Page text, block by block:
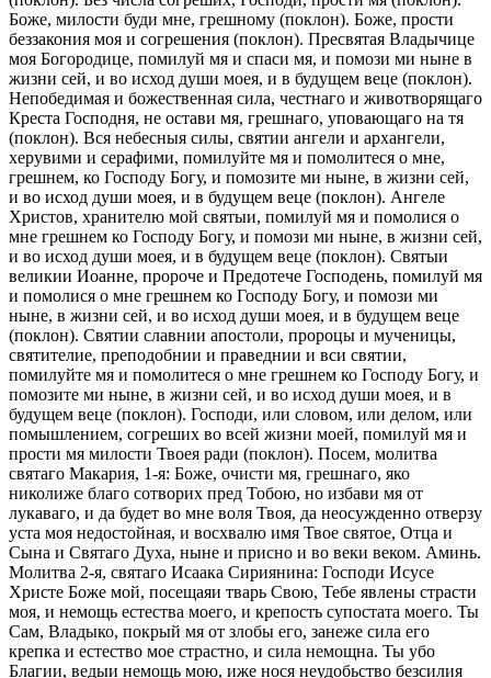
Боже, милости буди мне, грешному (поклон). Боже, прости
беззакония моя и согрешения (поклон). Пресвятая Владычице
моя Богородице, помилуй мя и спаси мя, и помози ми ныне в
жизни сей, и во исход души моея, и в будущем веце (поклон).
Непобедимая и божественная сила, честнаго и животворящаго
Креста Господня, не остави мя, грешнаго, уповающаго на тя
(поклон). Вся небесныя силы, святии ангели и архангели,
херувими и серафими, помилуйте мя и помолитеся о мне,
грешнем, ко Господу Богу, и помозите ми ныне, в жизни сей,
и во исход души моея, и в будущем веце (поклон). Ангеле
Христов, хранителю мой святыи, помилуй мя и помолися о
мне грешнем ко Господу Богу, и помози ми ныне, в жизни сей,
и во исход души моея, и в будущем веце (поклон). Святыи
великии Иоанне, пророче и Предотече Господень, помилуй мя
и помолися о мне грешнем ко Господу Богу, и помози ми
ныне, в жизни сей, и во исход души моея, и в будущем веце
(поклон). Святии славнии апостоли, пророцы и мученицы,
святителие, преподобнии и праведнии и вси святии,
помилуйте мя и помолитеся о мне грешнем ко Господу Богу, и
помозите ми ныне, в жизни сей, и во исход души моея, и в
будущем веце (поклон). Господи, или словом, или делом, или
помышлением, согреших во всей жизни моей, помилуй мя и
прости мя милости Твоея ради (поклон). Посем, молитва
святаго Макария, 1-я: Боже, очисти мя, грешнаго, яко
николиже благо сотворих пред Тобою, но избави мя от
лукаваго, и да будет во мне воля Твоя, да неосужденно отверзу
уста моя недостойная, и восхвалю имя Твое святое, Отца и
Сына и Святаго Духа, ныне и присно и во веки веком. Аминь.
Молитва 2-я, святаго Исаака Сириянина: Господи Исусе
Христе Боже мой, посещаяи тварь Свою, Тебе явлены страсти
моя, и немощь естества моего, и крепость супостата моего. Ты
Сам, Владыко, покрый мя от злобы его, занеже сила его
крепка и естество мое страстно, и сила немощна. Ты убо
Благии, ведыи немощь мою, иже нося неудобьство безсилия